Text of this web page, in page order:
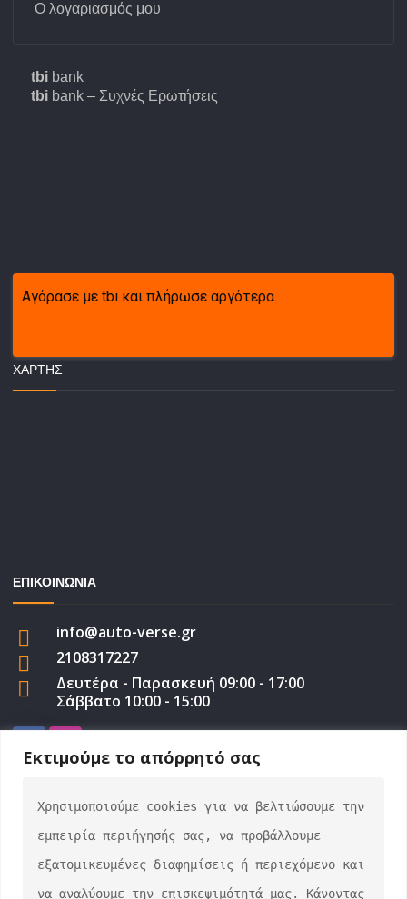
Εκτιμούμε το απόρρητό σας
Χρησιμοποιούμε cookies για να βελτιώσουμε την
εμπειρία περιήγησής σας, να προβάλλουμε
εξατομικευμένες διαφημίσεις ή περιεχόμενο και
να αναλύουμε την επισκεψιμότητά μας. Κάνοντας
Ο λογαριασμός μου
tbi bank
tbi bank – Συχνές Ερωτήσεις
Αγόρασε με tbi και πλήρωσε αργότερα.
ΧΆΡΤΗΣ
ΕΠΙΚΟΙΝΩΝΙΑ
info@auto-verse.gr
2108317227
Δευτέρα - Παρασκευή 09:00 - 17:00
Σάββατο 10:00 - 15:00
auto-verse.gr ©2022 | Development by George
Efstratiou